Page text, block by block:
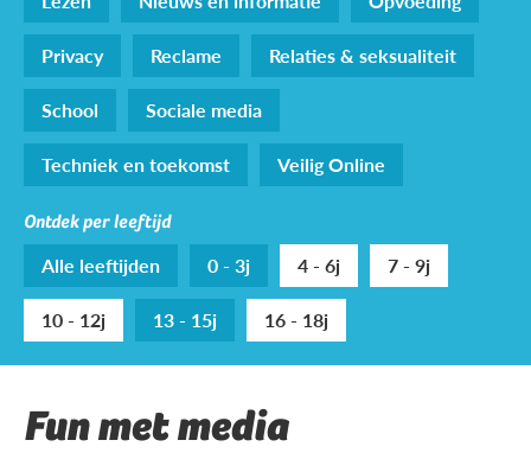
Privacy
Reclame
Relaties & seksualiteit
School
Sociale media
Techniek en toekomst
Veilig Online
Ontdek per leeftijd
Alle leeftijden 0 - 3j 4 - 6j
7 - 9j
10 - 12j
13 - 15j 16 - 18j
Fun met media